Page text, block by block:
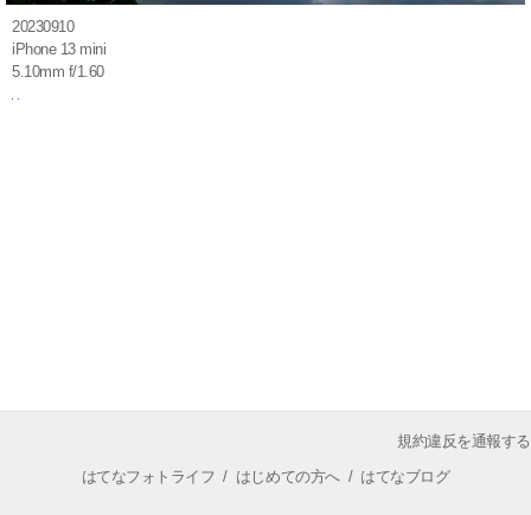
20230910
iPhone 13 mini
5.10mm f/1.60
規約違反を通報する
はてなフォトライフ / はじめての方へ/ はてなブログ